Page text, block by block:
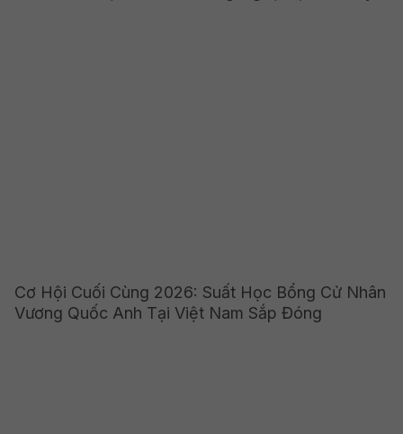
Cơ Hội Cuối Cùng 2026: Suất Học Bổng Cử Nhân
Vương Quốc Anh Tại Việt Nam Sắp Đóng